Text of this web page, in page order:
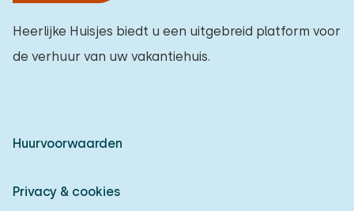
Heerlijke Huisjes biedt u een uitgebreid platform voor
de verhuur van uw vakantiehuis.
Huurvoorwaarden
Privacy & cookies